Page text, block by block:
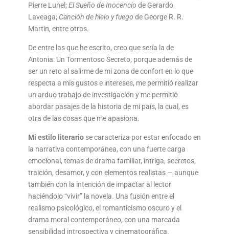
Pierre Lunel;El Sueño de Inocencio de Gerardo
Laveaga; Canción de hielo y fuego de George R. R.
Martin, entre otras.
De entre las que he escrito, creo que sería la de
Antonia: Un Tormentoso Secreto, porque además de
ser un reto al salirme de mi zona de confort en lo que
respecta a mis gustos e intereses, me permitió realizar
un arduo trabajo de investigación y me permitió
abordar pasajes de la historia de mi país, la cual, es
otra de las cosas que me apasiona.
Mi estilo literariose caracteriza por estar enfocado en
la narrativa contemporánea, con una fuerte carga
emocional, temas de drama familiar, intriga, secretos,
traición, desamor, y con elementos realistas — aunque
también con la intención de impactar al lector
haciéndolo “vivir” la novela. Una fusión entre el
realismo psicológico, el romanticismo oscuro y el
drama moral contemporáneo, con una marcada
sensibilidad introspectiva y cinematográfica.